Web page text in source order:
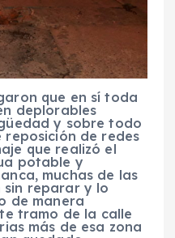
que en sí toda
deplorables
y sobre todo
reposición de redes
que realizó el
potable y
muchas de las
sin reparar y lo
de manera
tramo de la calle
más de esa zona